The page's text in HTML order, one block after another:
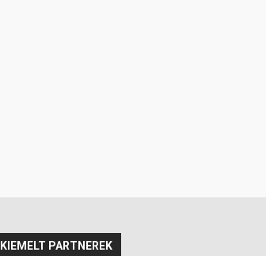
KIEMELT PARTNEREK